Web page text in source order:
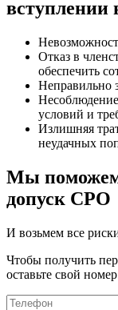
Отказ в
обеспечить
Неправильно
условий и
Излишняя
неудачных
Мы поможем
допуск СРО
И возьмем все
Чтобы получить
оставьте свой